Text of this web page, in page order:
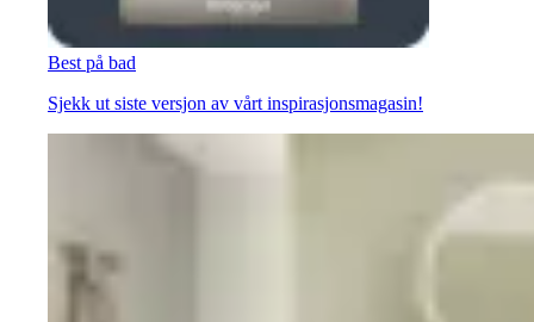
Best på bad
Sjekk ut siste versjon av vårt inspirasjonsmagasin!